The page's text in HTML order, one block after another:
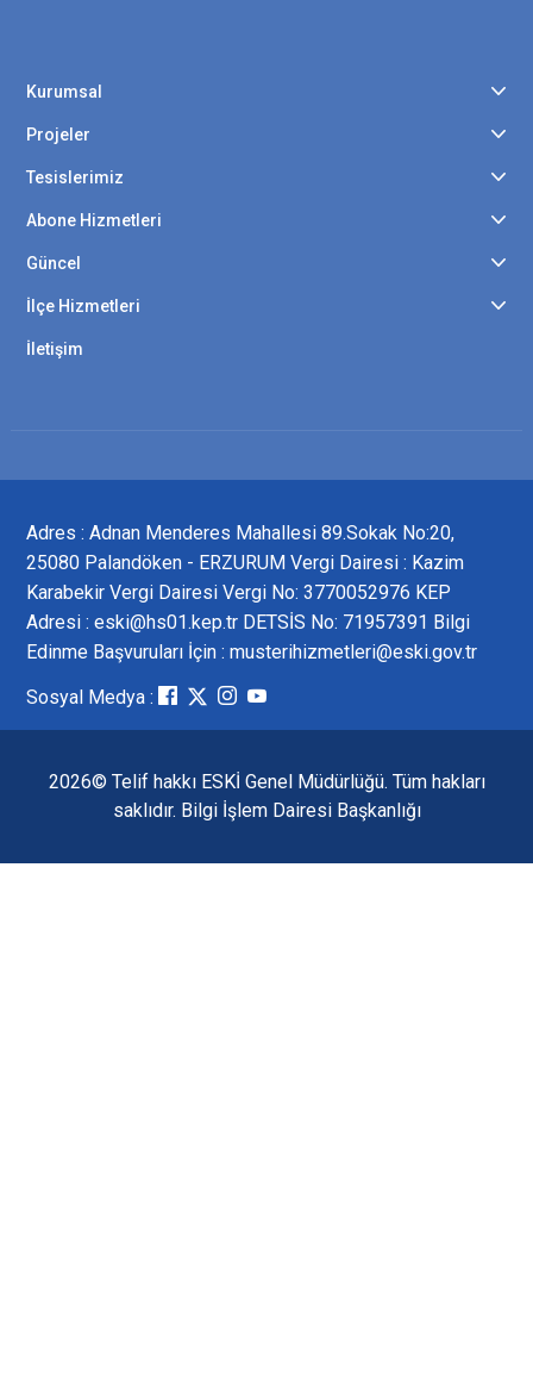
Kurumsal
Projeler
Tesislerimiz
Abone Hizmetleri
Güncel
İlçe Hizmetleri
İletişim
Adres : Adnan Menderes Mahallesi 89.Sokak No:20,
25080 Palandöken - ERZURUM Vergi Dairesi : Kazim
Karabekir Vergi Dairesi Vergi No: 3770052976 KEP
Adresi : eski@hs01.kep.tr DETSİS No: 71957391 Bilgi
Edinme Başvuruları İçin : musterihizmetleri@eski.gov.tr
Sosyal Medya :
2026© Telif hakkı ESKİ Genel Müdürlüğü. Tüm hakları
saklıdır. Bilgi İşlem Dairesi Başkanlığı